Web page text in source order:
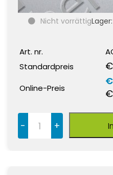
Lager:
Nicht vorrättig
Art. nr.
Standardpreis
Online-Preis
- +